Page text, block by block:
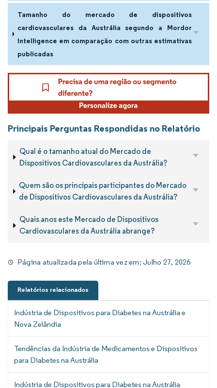
Tamanho do mercado de dispositivos
cardiovasculares da Austrália segundo a Mordor
Intelligence em comparação com outras estimativas
publicadas
Principais Perguntas Respondidas no Relatório
Qual é o tamanho atual do Mercado de
Dispositivos Cardiovasculares da Austrália?
Quem são os principais participantes do Mercado
de Dispositivos Cardiovasculares da Austrália?
Quais anos este Mercado de Dispositivos
Cardiovasculares da Austrália abrange?
Página atualizada pela última vez em:Julho 27, 2026
Relatórios relacionados
Indústria de Dispositivos para Diabetes na Austrália e
Nova Zelândia
Tendências da Indústria de Medicamentos e Dispositivos
para Diabetes na Austrália
Indústria de Dispositivos para Diabetes na Austrália